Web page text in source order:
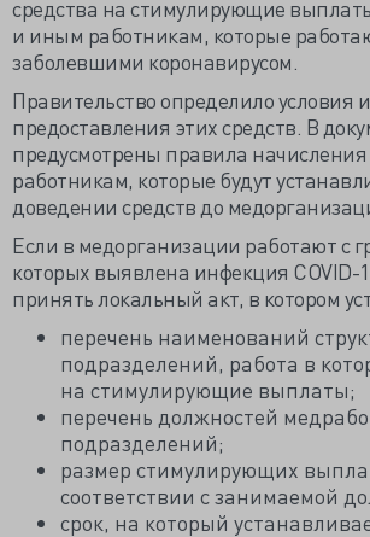
средства на стимулирующие
и иным работникам, которые
заболевшими коронавирусом.
Правительство определило условия
предоставления этих средств. В
предусмотрены правила
работникам, которые будут
доведении средств до
Если в медорганизации работают с
которых выявлена инфекция COVID-
принять локальный акт, в котором
перечень наименований
подразделений, работа в
на стимулирующие выплаты;
перечень должностей
подразделений;
размер стимулирующих
соответствии с занимаемой
срок, на который